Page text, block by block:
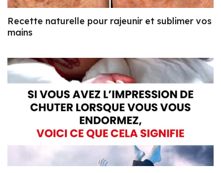
Recette naturelle pour rajeunir et sublimer vos
mains